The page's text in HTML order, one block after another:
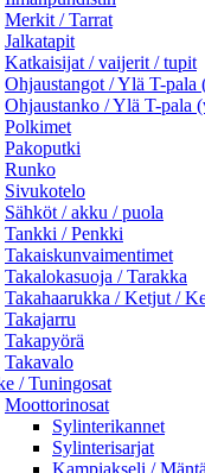
Merkit / Tarrat
Jalkatapit
Katkaisijat / vaijerit / tupit
Ohjaustangot / Ylä T-pala
Ohjaustanko / Ylä T-pala
Polkimet
Pakoputki
Runko
Sivukotelo
Sähköt / akku / puola
Tankki / Penkki
Takaiskunvaimentimet
Takalokasuoja / Tarakka
Takahaarukka / Ketjut /
Takajarru
Takapyörä
Takavalo
/ Tuningosat
Moottorinosat
Sylinterikannet
Sylinterisarjat
Kampiakseli / Mäntä